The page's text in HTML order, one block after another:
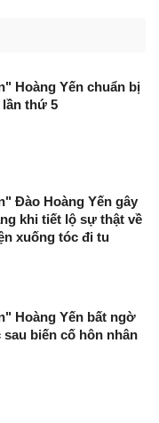
Hoàng Yến chuẩn bị
lần thứ 5
Đào Hoàng Yến gây
khi tiết lộ sự thật về
xuống tóc đi tu
Hoàng Yến bất ngờ
biến cố hôn nhân